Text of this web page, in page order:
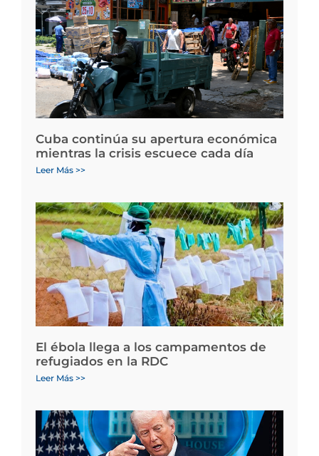
Cuba continúa su apertura económica
mientras la crisis escuece cada día
Leer Más >>
El ébola llega a los campamentos de
refugiados en la RDC
Leer Más >>